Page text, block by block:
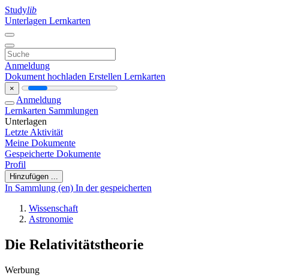
Studylib
Unterlagen Lernkarten
Anmeldung
Dokument hochladen Erstellen Lernkarten
×
Anmeldung
Lernkarten Sammlungen
Unterlagen
Letzte Aktivität
Meine Dokumente
Gespeicherte Dokumente
Profil
Hinzufügen ...
In Sammlung (en) In der gespeicherten
Wissenschaft
Astronomie
Die Relativitätstheorie
Werbung